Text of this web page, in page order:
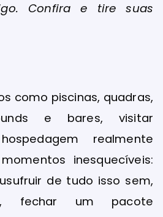
Confira e tire suas
como piscinas, quadras,
e bares, visitar
realmente
inesquecíveis:
de tudo isso sem,
fechar um pacote